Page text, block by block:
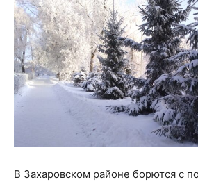
В Захаровском районе борются с